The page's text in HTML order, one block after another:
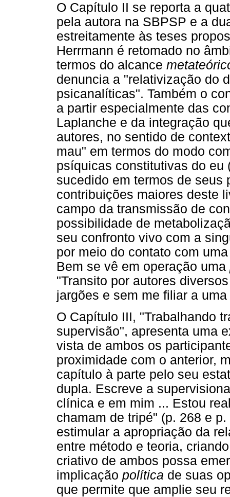
O Capítulo II se reporta a
pela autora na SBPSP e a
estreitamente às teses
Herrmann é retomado no
termos do alcance
denuncia a "relativização do
psicanalíticas". Também o
a partir especialmente das
Laplanche e da integração
autores, no sentido de
mau" em termos do modo
psíquicas constitutivas do eu
sucedido em termos de seus
contribuições maiores deste
campo da transmissão de
possibilidade de
seu confronto vivo com a
por meio do contato com
Bem se vê em operação uma
"Transito por autores
jargões e sem me filiar a
O Capítulo III, "Trabalhando
supervisão", apresenta uma
vista de ambos os
proximidade com o anterior,
capítulo à parte pelo seu
dupla. Escreve a
clínica e em mim ... Estou
chamam de tripé" (p. 268 e
estimular a apropriação da
entre método e teoria,
criativo de ambos possa
implicação política de suas
que permite que amplie seu